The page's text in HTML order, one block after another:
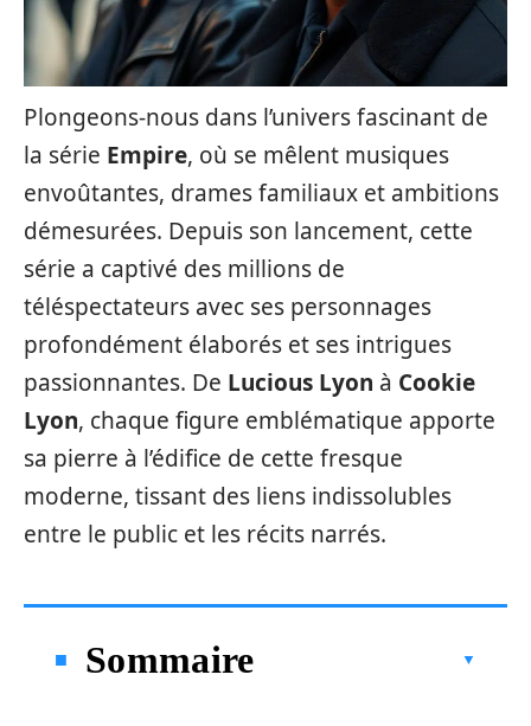
Plongeons-nous dans l’univers fascinant de
la série Empire, où se mêlent musiques
envoûtantes, drames familiaux et ambitions
démesurées. Depuis son lancement, cette
série a captivé des millions de
téléspectateurs avec ses personnages
profondément élaborés et ses intrigues
passionnantes. De Lucious Lyon à Cookie
Lyon, chaque figure emblématique apporte
sa pierre à l’édifice de cette fresque
moderne, tissant des liens indissolubles
entre le public et les récits narrés.
Sommaire